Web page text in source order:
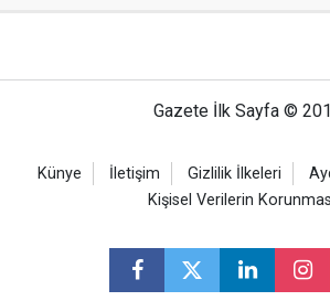
Gazete İlk Sayfa ©
Künye İletişim Gizlilik İlkeleri
Kişisel Verilerin